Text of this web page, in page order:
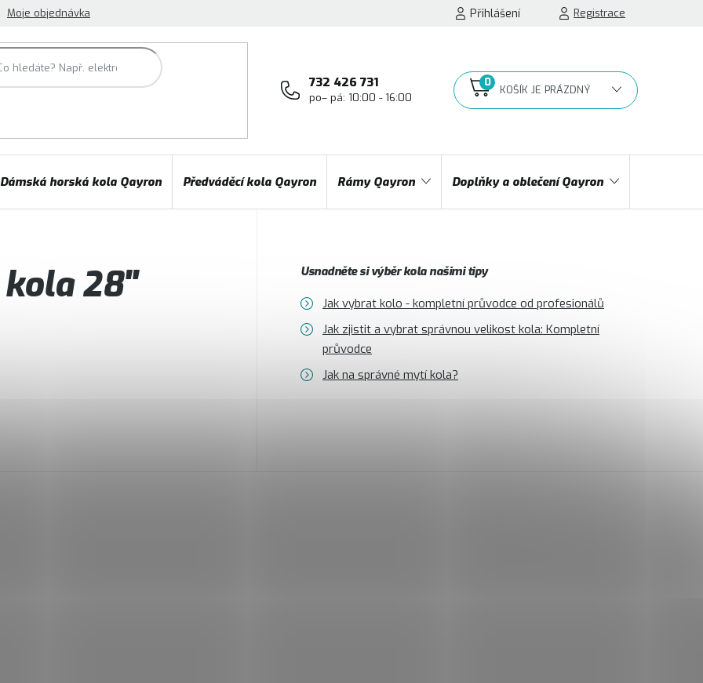
Moje objednávka Přihlášení Registrace
732 426 731
po– pá: 10:00 - 16:00
NÁKUPNÍ
Dámská horská kola Qayron Předváděcí kola Qayron Rámy Qayron Doplňky a oblečení Qayron
28"
Usnadněte si výběr kola našimi tipy
Jak vybrat kolo - kompletní průvodce od profesionálů
Jak zjistit a vybrat správnou velikost kola: Kompletní
průvodce
Jak na správné mytí kola?